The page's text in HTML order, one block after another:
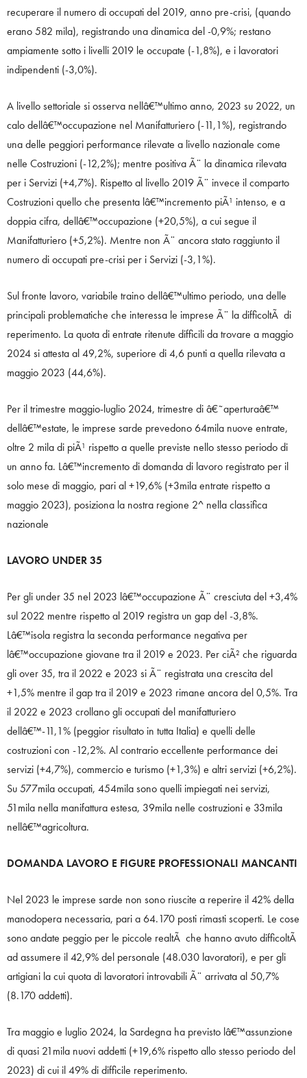
recuperare il numero di occupati del 2019, anno pre-crisi, (quando
erano 582 mila), registrando una dinamica del -0,9%; restano
ampiamente sotto i livelli 2019 le occupate (-1,8%), e i lavoratori
indipendenti (-3,0%).
A livello settoriale si osserva nellâ€™ultimo anno, 2023 su 2022, un
calo dellâ€™occupazione nel Manifatturiero (-11,1%), registrando
una delle peggiori performance rilevate a livello nazionale come
nelle Costruzioni (-12,2%); mentre positiva Ã¨ la dinamica rilevata
per i Servizi (+4,7%). Rispetto al livello 2019 Ã¨ invece il comparto
Costruzioni quello che presenta lâ€™incremento piÃ¹ intenso, e a
doppia cifra, dellâ€™occupazione (+20,5%), a cui segue il
Manifatturiero (+5,2%). Mentre non Ã¨ ancora stato raggiunto il
numero di occupati pre-crisi per i Servizi (-3,1%).
Sul fronte lavoro, variabile traino dellâ€™ultimo periodo, una delle
principali problematiche che interessa le imprese Ã¨ la difficoltÃ di
reperimento. La quota di entrate ritenute difficili da trovare a maggio
2024 si attesta al 49,2%, superiore di 4,6 punti a quella rilevata a
maggio 2023 (44,6%).
Per il trimestre maggio-luglio 2024, trimestre di â€˜aperturaâ€™
dellâ€™estate, le imprese sarde prevedono 64mila nuove entrate,
oltre 2 mila di piÃ¹ rispetto a quelle previste nello stesso periodo di
un anno fa. Lâ€™incremento di domanda di lavoro registrato per il
solo mese di maggio, pari al +19,6% (+3mila entrate rispetto a
maggio 2023), posiziona la nostra regione 2^ nella classifica
nazionale
LAVORO UNDER 35
Per gli under 35 nel 2023 lâ€™occupazione Ã¨ cresciuta del +3,4%
sul 2022 mentre rispetto al 2019 registra un gap del -3,8%.
Lâ€™isola registra la seconda performance negativa per
lâ€™occupazione giovane tra il 2019 e 2023. Per ciÃ² che riguarda
gli over 35, tra il 2022 e 2023 si Ã¨ registrata una crescita del
+1,5% mentre il gap tra il 2019 e 2023 rimane ancora del 0,5%. Tra
il 2022 e 2023 crollano gli occupati del manifatturiero
dellâ€™-11,1% (peggior risultato in tutta Italia) e quelli delle
costruzioni con -12,2%. Al contrario eccellente performance dei
servizi (+4,7%), commercio e turismo (+1,3%) e altri servizi (+6,2%).
Su 577mila occupati, 454mila sono quelli impiegati nei servizi,
51mila nella manifattura estesa, 39mila nelle costruzioni e 33mila
nellâ€™agricoltura.
DOMANDA LAVORO E FIGURE PROFESSIONALI MANCANTI
Nel 2023 le imprese sarde non sono riuscite a reperire il 42% della
manodopera necessaria, pari a 64.170 posti rimasti scoperti. Le cose
sono andate peggio per le piccole realtÃ che hanno avuto difficoltÃ
ad assumere il 42,9% del personale (48.030 lavoratori), e per gli
artigiani la cui quota di lavoratori introvabili Ã¨ arrivata al 50,7%
(8.170 addetti).
Tra maggio e luglio 2024, la Sardegna ha previsto lâ€™assunzione
di quasi 21mila nuovi addetti (+19,6% rispetto allo stesso periodo del
2023) di cui il 49% di difficile reperimento.